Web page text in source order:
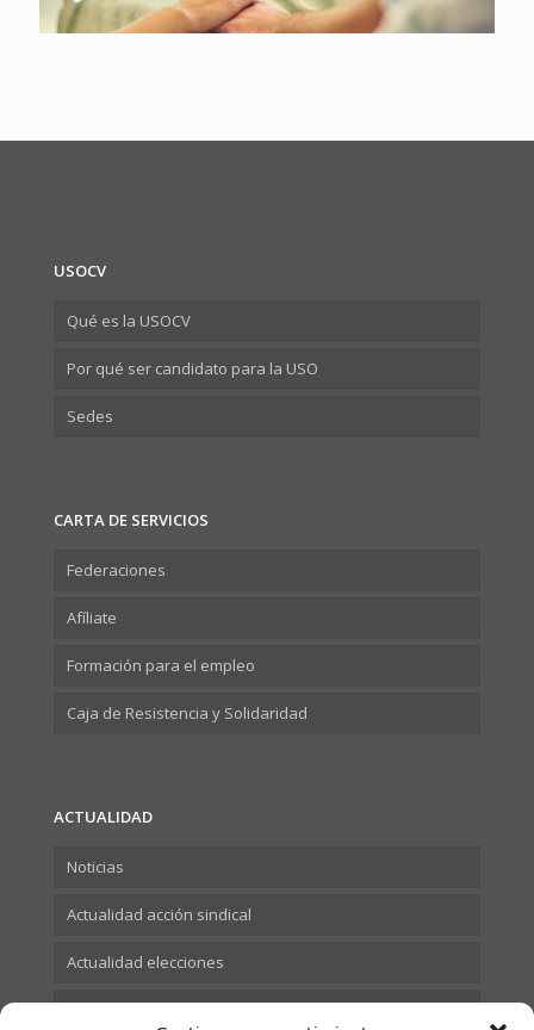
USOCV
Qué es la USOCV
Por qué ser candidato para la USO
Sedes
CARTA DE SERVICIOS
Federaciones
Afíliate
Formación para el empleo
Caja de Resistencia y Solidaridad
ACTUALIDAD
Noticias
Actualidad acción sindical
Actualidad elecciones
Actualidad Formación